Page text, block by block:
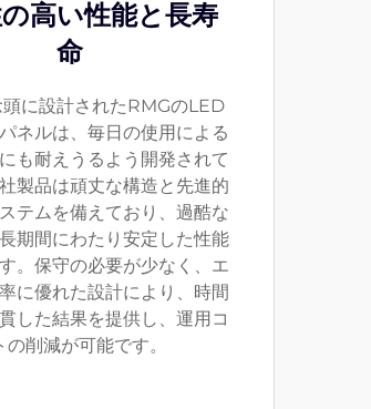
高い性能と長寿
命
に設計されたRMGのLED
ネルは、毎日の使用による
も耐えうるよう開発されて
製品は頑丈な構造と先進的
テムを備えており、過酷な
期間にわたり安定した性能
。保守の必要が少なく、エ
に優れた設計により、時間
した結果を提供し、運用コ
の削減が可能です。